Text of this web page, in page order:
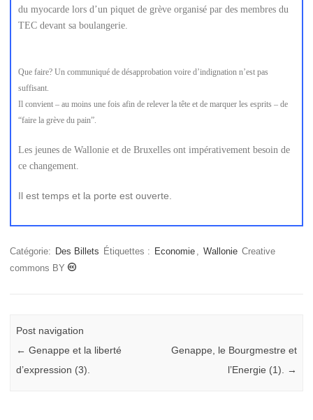
du myocarde lors d’un piquet de grève organisé par des membres du
TEC devant sa boulangerie.
Que faire? Un communiqué de désapprobation voire d’indignation n’est pas
suffisant.
Il convient – au moins une fois afin de relever la tête et de marquer les esprits – de
“faire la grève du pain”.
Les jeunes de Wallonie et de Bruxelles ont impérativement besoin de
ce changement.
Il est temps et la porte est ouverte.
Catégorie: Des Billets Étiquettes : Economie , Wallonie Creative
commons BY
Post navigation
← Genappe et la liberté
d’expression (3).
Genappe, le Bourgmestre et
l’Energie (1). →